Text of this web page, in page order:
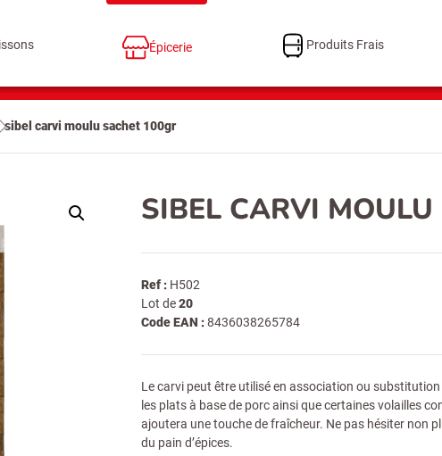
Épicerie Produits Frais
sibel carvi moulu sachet 100gr
SIBEL CARVI
Ref : H502
Lot de20
Code EAN :8436038265784
Le carvi peut être utilisé en association ou
les plats à base de porc ainsi que certaines volailles
ajoutera une touche de fraîcheur. Ne pas hésiter non
du pain d’épices.